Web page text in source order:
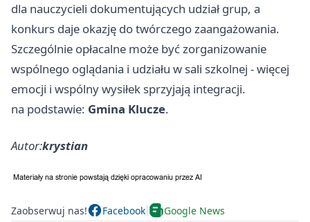
dla nauczycieli dokumentujących udział grup, a
konkurs daje okazję do twórczego zaangażowania.
Szczególnie opłacalne może być zorganizowanie
wspólnego oglądania i udziału w sali szkolnej - więcej
emocji i wspólny wysiłek sprzyjają integracji.
na podstawie: Gmina Klucze.
Autor:krystian
Zaobserwuj nas! Facebook Google News